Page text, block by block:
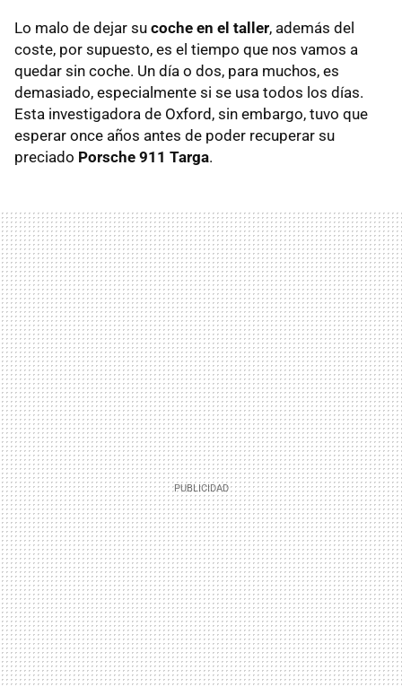
Lo malo de dejar su coche en el taller, además del
coste, por supuesto, es el tiempo que nos vamos a
quedar sin coche. Un día o dos, para muchos, es
demasiado, especialmente si se usa todos los días.
Esta investigadora de Oxford, sin embargo, tuvo que
esperar once años antes de poder recuperar su
preciado Porsche 911 Targa.